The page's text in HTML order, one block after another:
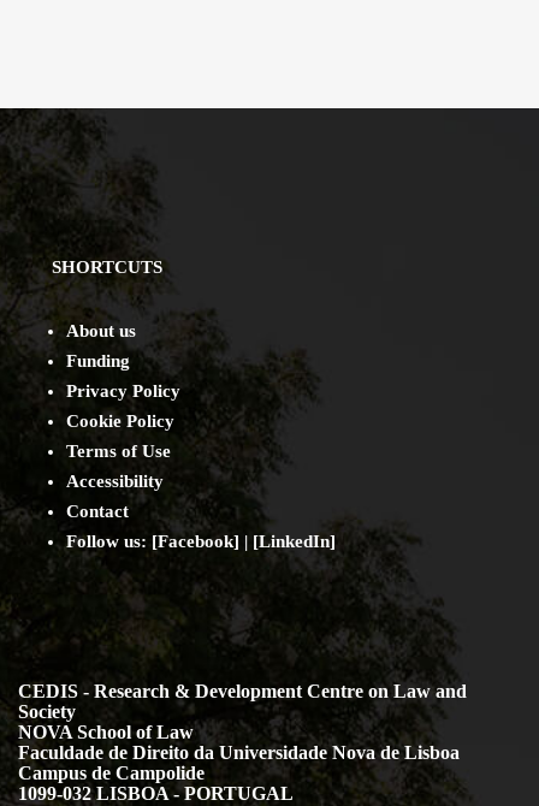
SHORTCUTS
About us
Funding
Privacy Policy
Cookie Policy
Terms of Use
Accessibility
Contact
Follow us: [Facebook] | [LinkedIn]
CEDIS - Research & Development Centre on Law and
Society
NOVA School of Law
Faculdade de Direito da Universidade Nova de Lisboa
Campus de Campolide
1099-032 LISBOA - PORTUGAL